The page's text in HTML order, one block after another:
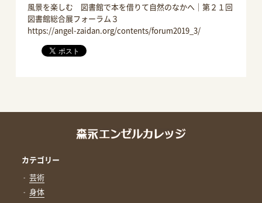
風景を楽しむ 図書館で本を借りて自然のなかへ｜第２１回
図書館総合展フォーラム３
https://angel-zaidan.org/contents/forum2019_3/
カテゴリー
芸術
身体